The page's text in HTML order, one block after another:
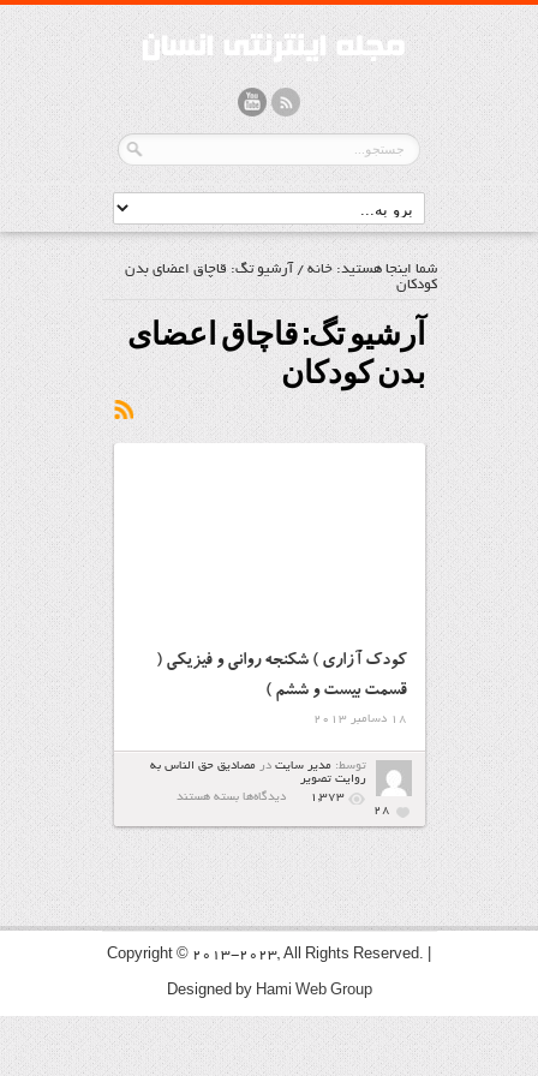
شما اینجا هستید:خانه/ آرشیو تگ: قاچاق اعضای بدن
کودکان
آرشیو تگ:قاچاق اعضای
بدن کودکان
كودك آزاري ) شكنجه رواني و فیزیکی (
قسمت بیست و ششم )
18 دسامبر 2013
توسط: مدیر سایتدر مصاديق حق الناس به
روايت تصوير
1,373
دیدگاه‌هابرای
شكنجه
رواني
و
فیزیکی
قسمت
بیست
ششم
بسته هستند
28
Copyright © 2013-2023, All Rights Reserved. |
Designed by Hami Web Group